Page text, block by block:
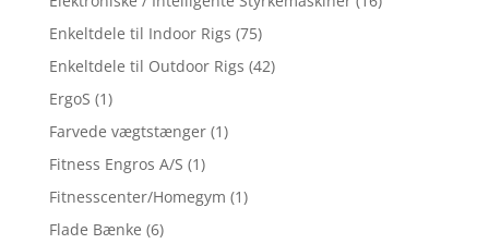
Enkeltdele til Indoor Rigs (75)
Enkeltdele til Outdoor Rigs (42)
ErgoS (1)
Farvede vægtstænger (1)
Fitness Engros A/S (1)
Fitnesscenter/Homegym (1)
Flade Bænke (6)